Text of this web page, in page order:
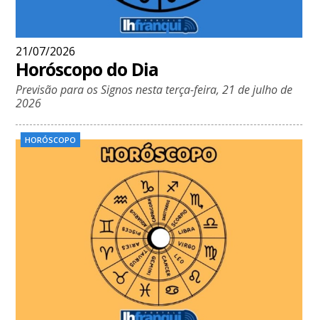
21/07/2026
Horóscopo do Dia
Previsão para os Signos nesta terça-feira, 21 de julho de
2026
HORÓSCOPO